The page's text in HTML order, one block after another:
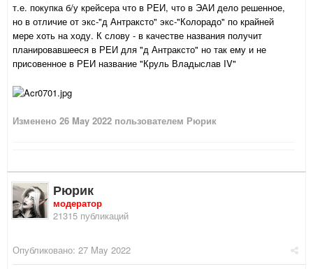
т.е. покупка б/у крейсера что в РЕИ, что в ЭАИ дело решенное,
но в отличие от экс-"д Антраксто" экс-"Колорадо" по крайней
мере хоть на ходу. К слову - в качестве названия получит
планировавшееся в РЕИ для "д Антраксто" но так ему и не
присовенное в РЕИ название "Круль Владыслав IV"
Изменено 26 May 2022 пользователем Рюрик
Рюрик
модератор
21315 публикаций
Опубликовано: 27 May 2022